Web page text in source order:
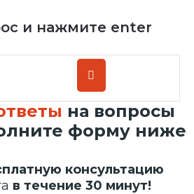
и нажмите enter
на вопросы
форму ниже
консультацию
в течение 30 минут!